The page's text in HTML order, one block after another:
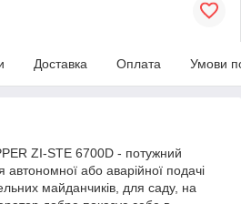
Доставка Оплата Умови
ZI-STE 6700D - потужний
або аварійної подачі
майданчиків, для саду, на